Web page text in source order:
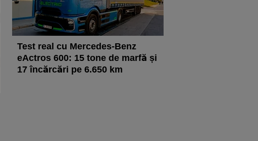
Test real cu Mercedes-Benz
eActros 600: 15 tone de marfă și
17 încărcări pe 6.650 km